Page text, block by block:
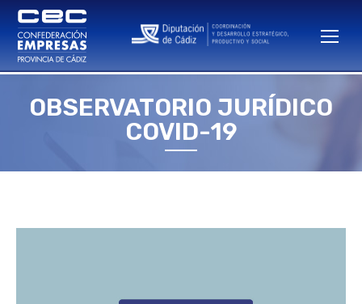
OBSERVATORIO JURÍDICO
COVID-19
Estás aquí: